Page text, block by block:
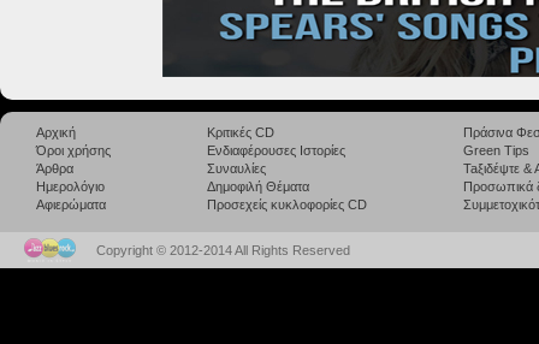
Αρχική
Όροι χρήσης
Άρθρα
Ημερολόγιο
Αφιερώματα
Κριτικές CD
Ενδιαφέρουσες Ιστορίες
Συναυλίες
Δημοφιλή Θέματα
Προσεχείς κυκλοφορίες CD
Πράσινα
Green Tips
Taξιδέψτε
Προσωπικά
Copyright © 2012-2014 All Rights Reserved